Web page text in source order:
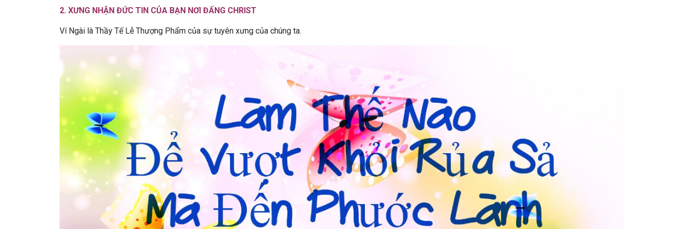
2. XƯNG NHẬN ĐỨC TIN CỦA BẠN NƠI ĐẤNG CHRIST
Ví Ngài là Thầy Tế Lễ Thượng Phẩm của sự tuyên xưng của chúng ta.